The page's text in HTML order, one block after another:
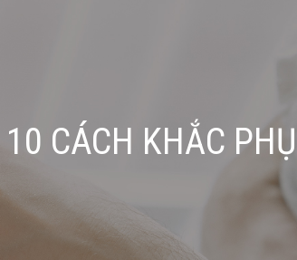
CÁCH KHẮC